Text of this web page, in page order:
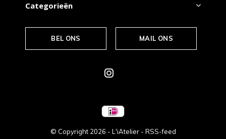
Categorieën
BEL ONS MAIL ONS
© Copyright 2026 - L'iAtelier - RSS-feed